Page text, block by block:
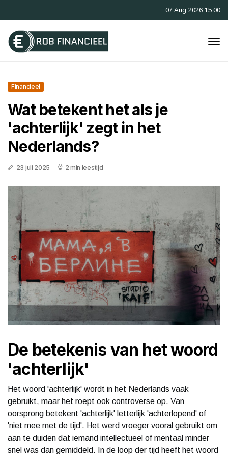
07 Aug 2026 15:00
Financieel
Wat betekent het als je
'achterlijk' zegt in het
Nederlands?
23 juli 2025 2 min leestijd
De betekenis van het woord
'achterlijk'
Het woord 'achterlijk' wordt in het Nederlands vaak
gebruikt, maar het roept ook controverse op. Van
oorsprong betekent 'achterlijk' letterlijk 'achterlopend' of
'niet mee met de tijd'. Het werd vroeger vooral gebruikt om
aan te duiden dat iemand intellectueel of mentaal minder
snel was dan gemiddeld. In de loop der tijd heeft het woord